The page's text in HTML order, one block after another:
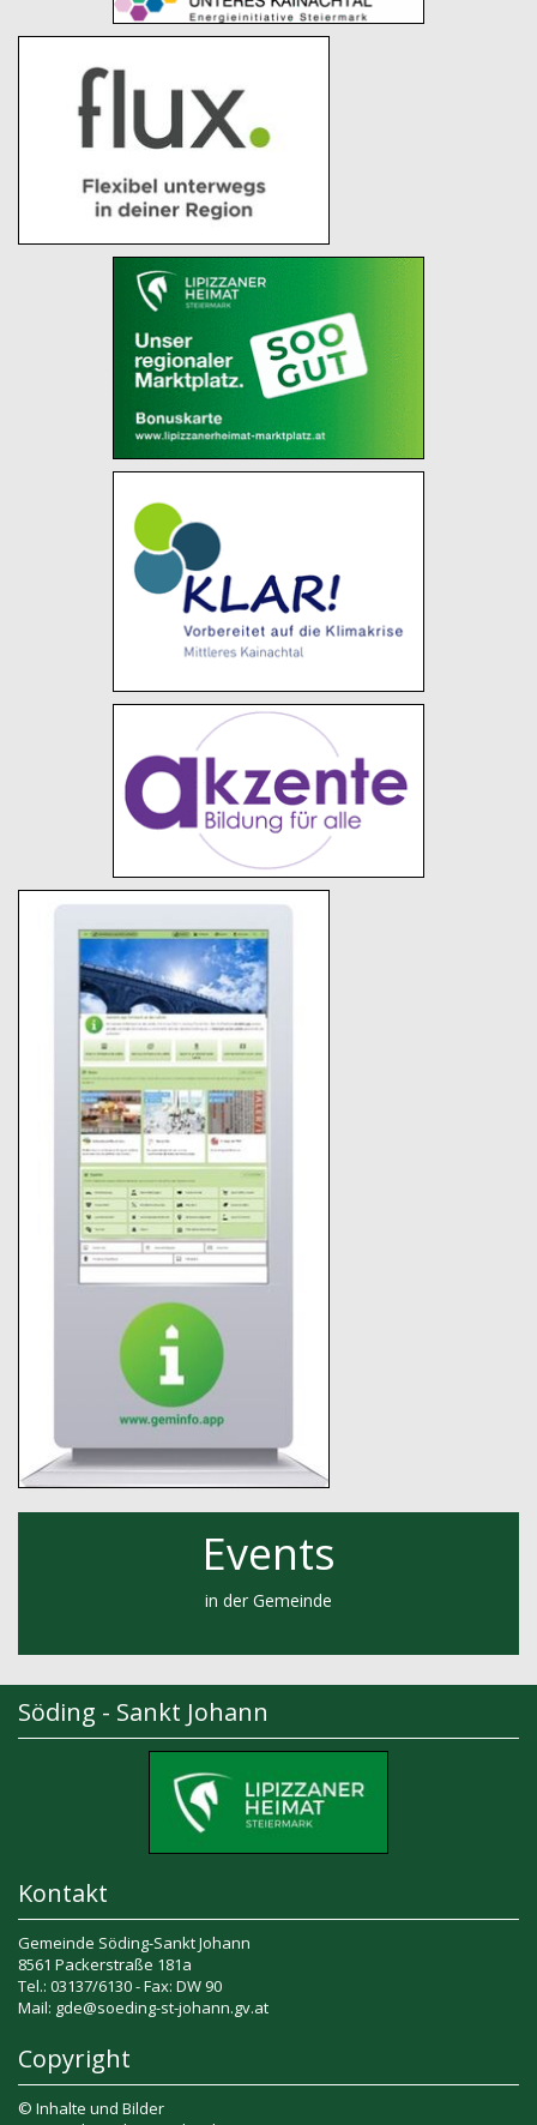
Events
in der Gemeinde
Söding - Sankt Johann
Kontakt
Gemeinde Söding-Sankt Johann
8561 Packerstraße 181a
Tel.: 03137/6130 - Fax: DW 90
Mail: gde@soeding-st-johann.gv.at
Copyright
© Inhalte und Bilder